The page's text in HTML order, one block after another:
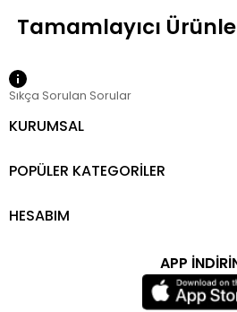
Sıkça Sorulan Sorular
KURUMSAL
POPÜLER KATEGORİLER
HESABIM
APP